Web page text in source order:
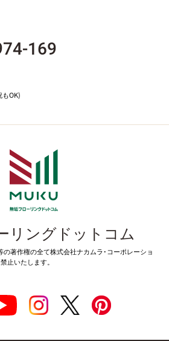
169
もOK)
リングドットコム
著作権の全て株式会社ナカムラ･コーポレーショ
止いたします。